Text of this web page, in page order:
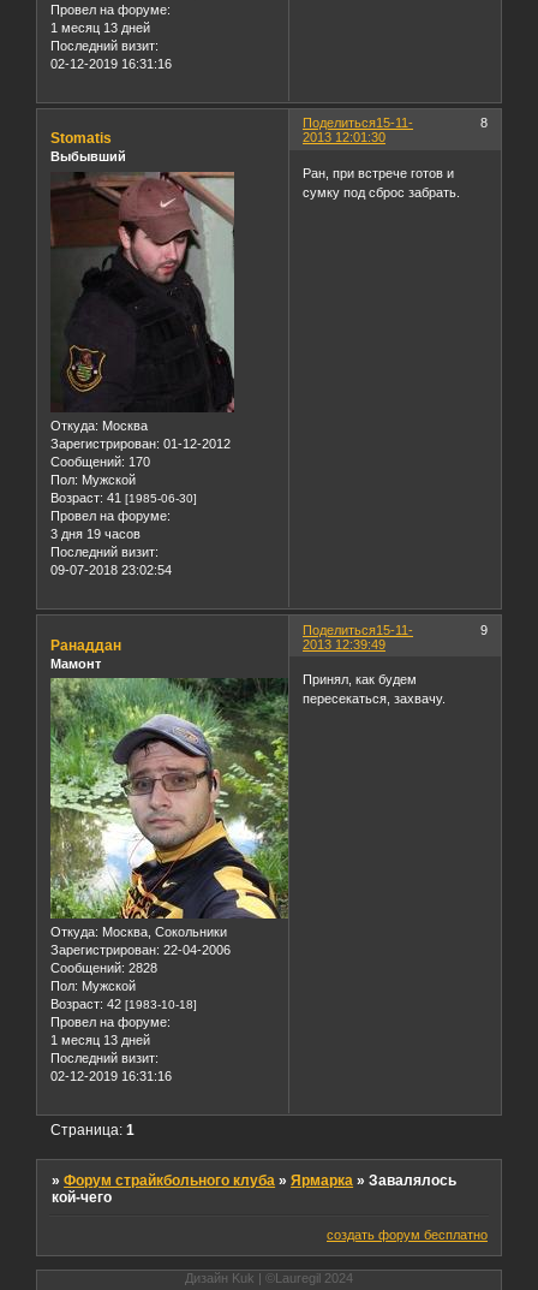
Провел на форуме:
1 месяц 13 дней
Последний визит:
02-12-2019 16:31:16
Поделиться 8
15-11-
2013 12:01:30
Stomatis
Выбывший
Откуда: Москва
Зарегистрирован: 01-12-2012
Сообщений: 170
Пол: Мужской
Возраст: 41 [1985-06-30]
Провел на форуме:
3 дня 19 часов
Последний визит:
09-07-2018 23:02:54
Ран, при встрече готов и
сумку под сброс забрать.
Поделиться 9
15-11-
2013 12:39:49
Ранаддан
Мамонт
Откуда: Москва, Сокольники
Зарегистрирован: 22-04-2006
Сообщений: 2828
Пол: Мужской
Возраст: 42 [1983-10-18]
Провел на форуме:
1 месяц 13 дней
Последний визит:
02-12-2019 16:31:16
Принял, как будем
пересекаться, захвачу.
Страница:1
»Форум страйкбольного клуба »Ярмарка »Завалялось
кой-чего
создать форум бесплатно
Дизайн Kuk | ©Lauregil 2024